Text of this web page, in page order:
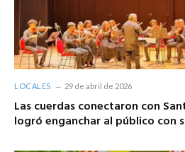
LOCALES 29 de abril de 2026
Las cuerdas conectaron con
logró enganchar al público con